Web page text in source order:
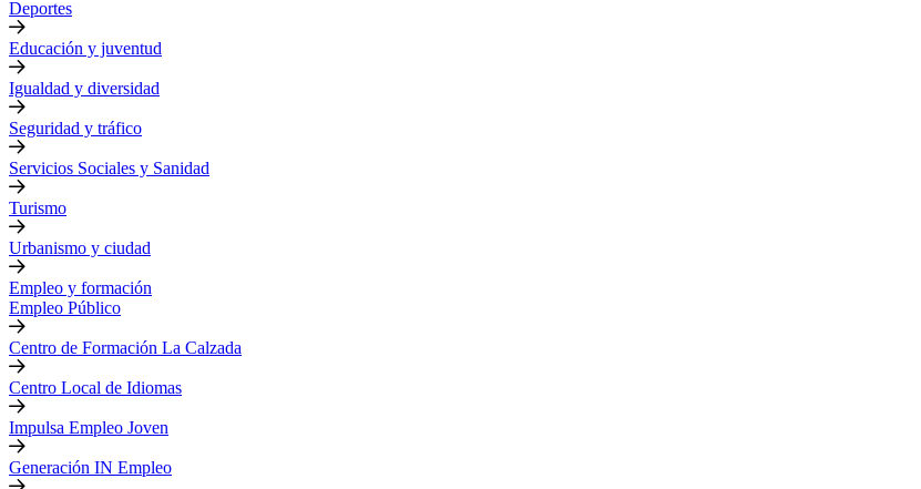
Deportes
Educación y juventud
Igualdad y diversidad
Seguridad y tráfico
Servicios Sociales y Sanidad
Turismo
Urbanismo y ciudad
Empleo y formación
Empleo Público
Centro de Formación La Calzada
Centro Local de Idiomas
Impulsa Empleo Joven
Generación IN Empleo